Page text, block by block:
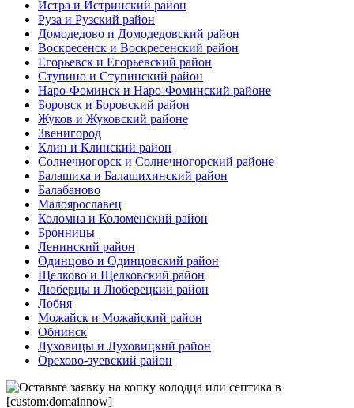
Истра и Истринский район
Руза и Рузский район
Домодедово и Домодедовский район
Воскресенск и Воскресенский район
Егорьевск и Егорьевский район
Ступино и Ступинский район
Наро-Фоминск и Наро-Фоминский районе
Боровск и Боровский район
Жуков и Жуковский районе
Звенигород
Клин и Клинский район
Солнечногорск и Солнечногорский районе
Балашиха и Балашихинский район
Балабаново
Малоярославец
Коломна и Коломенский район
Бронницы
Ленинский район
Одинцово и Одинцовский район
Щелково и Щелковский район
Люберцы и Люберецкий район
Лобня
Можайск и Можайский район
Обнинск
Луховицы и Луховицкий район
Орехово-зуевский район